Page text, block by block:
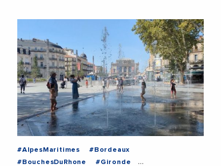
#AlpesMaritimes
#Bordeaux
#BouchesDuRhone
#Gironde